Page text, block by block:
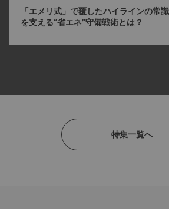
「エメリ式」で覆したハイラインの常
を支える“省エネ”守備戦術とは？
特集一覧へ